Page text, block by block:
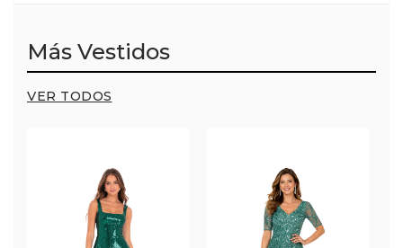
Más Vestidos
VER TODOS